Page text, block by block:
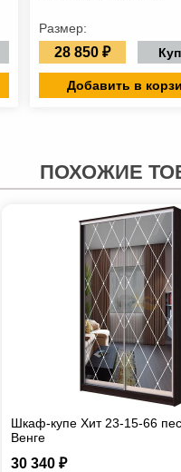
Размер:
28 850 ₽
Добавить в
ПОХОЖИЕ
Шкаф-купе Хит 23-15-66
Венге
30 340 ₽